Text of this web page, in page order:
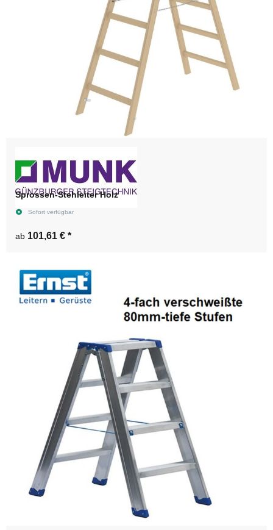
Sprossen-Stehleiter Holz
Sofort verfügbar
ab 101,61 € *